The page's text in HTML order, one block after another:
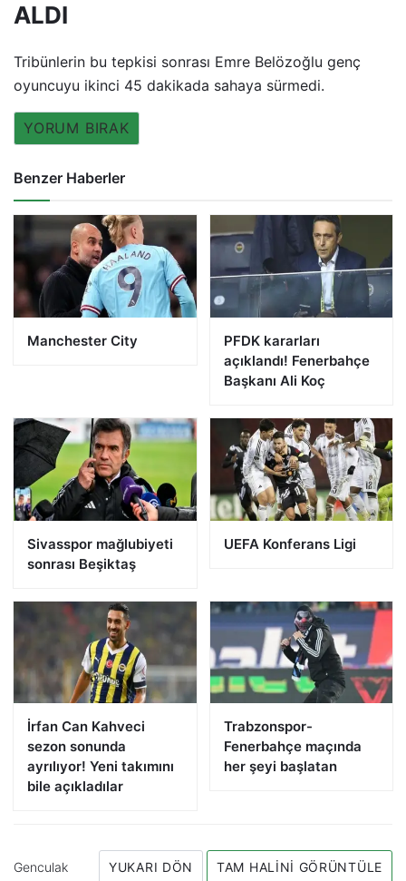
ALDI
Tribünlerin bu tepkisi sonrası Emre Belözoğlu genç
oyuncuyu ikinci 45 dakikada sahaya sürmedi.
YORUM BIRAK
Benzer Haberler
Manchester City
PFDK kararları
açıklandı! Fenerbahçe
Başkanı Ali Koç
Sivasspor mağlubiyeti
sonrası Beşiktaş
UEFA Konferans Ligi
İrfan Can Kahveci
sezon sonunda
ayrılıyor! Yeni takımını
bile açıkladılar
Trabzonspor-
Fenerbahçe maçında
her şeyi başlatan
Genculak YUKARI DÖN TAM HALINI GÖRÜNTÜLE